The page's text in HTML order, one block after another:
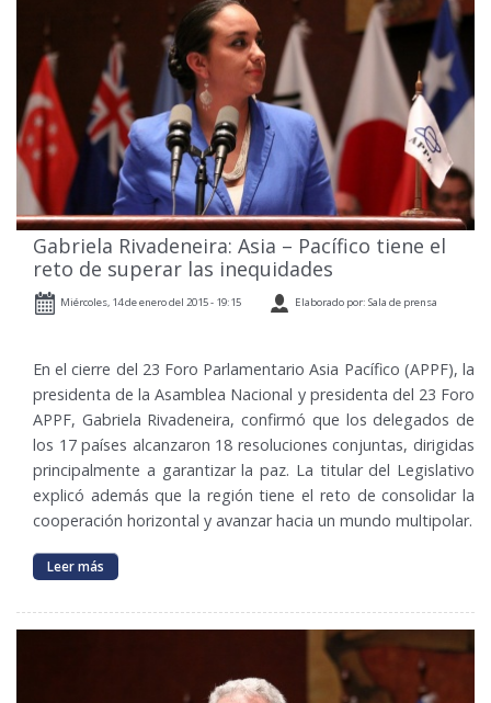
Gabriela Rivadeneira: Asia – Pacífico tiene el
reto de superar las inequidades
Miércoles, 14 de enero del 2015 - 19:15 Elaborado por: Sala de prensa
En el cierre del 23 Foro Parlamentario Asia Pacífico (APPF), la
presidenta de la Asamblea Nacional y presidenta del 23 Foro
APPF, Gabriela Rivadeneira, confirmó que los delegados de
los 17 países alcanzaron 18 resoluciones conjuntas, dirigidas
principalmente a garantizar la paz. La titular del Legislativo
explicó además que la región tiene el reto de consolidar la
cooperación horizontal y avanzar hacia un mundo multipolar.
Leer más